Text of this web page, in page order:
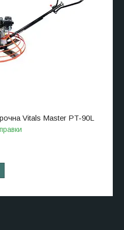
Vitals Master PT-90L